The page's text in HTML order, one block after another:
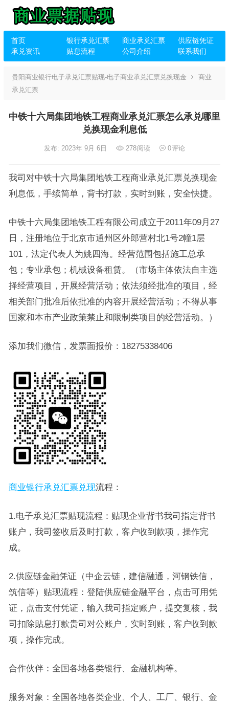
首页 银行承兑汇票 商业承兑汇票
供应链凭证
承兑资讯
贴息流程 公司介绍 联系我们
贵阳商业银行电子承兑汇票贴现-电子商业承兑汇票兑换现金
商业
承兑汇票
中铁十六局集团地铁工程商业承兑汇票怎么承兑哪里
兑换现金利息低
发布: 2023年 9月 6日 278阅读 0评论
我司对中铁十六局集团地铁工程商业承兑汇票兑换现金
利息低，手续简单，背书打款，实时到账，安全快捷。
中铁十六局集团地铁工程有限公司成立于2011年09月27
日，注册地位于北京市通州区外郎营村北1号2幢1层
101，法定代表人为姚四海。经营范围包括施工总承
包；专业承包；机械设备租赁。（市场主体依法自主选
择经营项目，开展经营活动；依法须经批准的项目，经
相关部门批准后依批准的内容开展经营活动；不得从事
国家和本市产业政策禁止和限制类项目的经营活动。）
添加我们微信，发票面报价：18275338406
商业银行承兑汇票兑现流程：
1.电子承兑汇票贴现流程：贴现企业背书我司指定背书
账户，我司签收后及时打款，客户收到款项，操作完
成。
2.供应链金融凭证（中企云链，建信融通，河钢铁信，
筑信等）贴现流程：登陆供应链金融平台，点击可用凭
证，点击支付凭证，输入我司指定账户，提交复核，我
司扣除贴息打款贵司对公账户，实时到账，客户收到款
项，操作完成。
合作伙伴：全国各地各类银行、金融机构等。
服务对象：全国各地各类企业、个人、工厂、银行、金